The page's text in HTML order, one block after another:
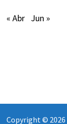
« Abr Jun »
Copyright © 2026